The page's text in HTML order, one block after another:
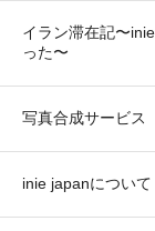
イラン滞在記〜
った〜
写真合成サービス
inie japanについて